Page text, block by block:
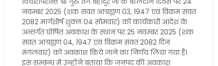
नवम्बर 2025 (शक संवत आग्रह्यण 03, 1947 एवं विक्रम संवत
2082 मार्गशीर्ष शुक्ल 04 सोमवार) को कार्यकारी आदेश के
अन्तर्गत घोषित अवकाश के स्थान पर 25 नवम्बर 2025 (शक
संवत आग्रह्यण 04, 1947 एवं विक्रम संवत 2082 दिन
मंगलवार) को अवकाश किये जाने का निर्णय लिया गया है।
इस सम्बन्ध में उन्होंने बताया कि जनपद की अवकाश